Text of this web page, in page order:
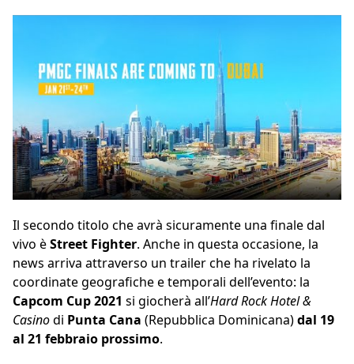
Il secondo titolo che avrà sicuramente una finale dal
vivo èStreet Fighter. Anche in questa occasione, la
news arriva attraverso un trailer che ha rivelato la
coordinate geografiche e temporali dell’evento: la
Capcom Cup 2021 si giocherà all’Hard Rock Hotel &
Casinodi Punta Cana (Repubblica Dominicana)dal 19
al 21 febbraio prossimo.